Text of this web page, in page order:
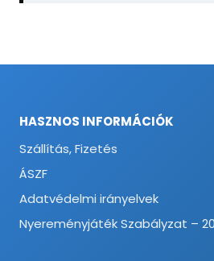
HASZNOS INFORMÁCIÓK
Szállítás, Fizetés
ÁSZF
Adatvédelmi irányelvek
Nyereményjáték Szabályzat –